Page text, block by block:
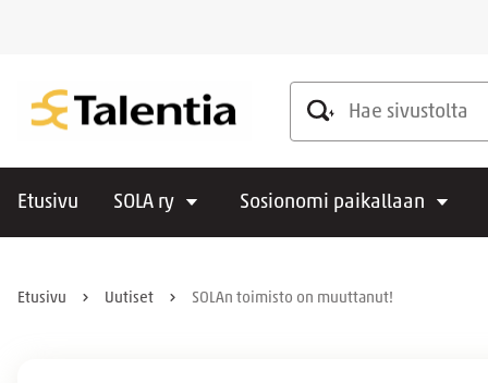
Hae sivustolta
Etusivu SOLA ry Sosionomi paikallaan
Etusivu Uutiset SOLAn toimisto on muuttanut!